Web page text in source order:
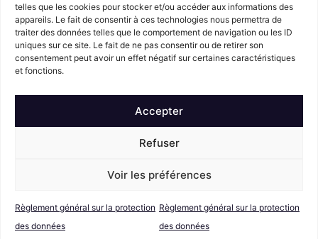
telles que les cookies pour stocker et/ou accéder aux informations des
appareils. Le fait de consentir à ces technologies nous permettra de
traiter des données telles que le comportement de navigation ou les ID
uniques sur ce site. Le fait de ne pas consentir ou de retirer son
consentement peut avoir un effet négatif sur certaines caractéristiques
et fonctions.
Accepter
Refuser
Voir les préférences
Règlement général sur la protection
des données
Règlement général sur la protection
des données
S'abonner
Suivez l'actualité du Rucher créatif
Créatif
Mentions légales
Conditions générales de vente RGPD